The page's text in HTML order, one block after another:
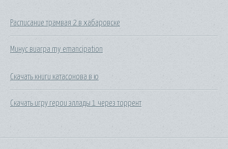
Расписание трамвая 2 в хабаровске
Минус виагра my emancipation
Скачать книги катасонова в ю
Скачать игру герои эллады 1 через торрент